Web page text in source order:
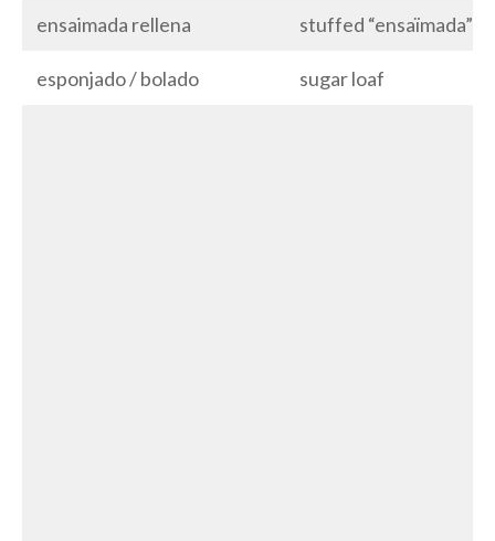
ensaimada rellena stuffed “ensaïmada”
esponjado / bolado sugar loaf